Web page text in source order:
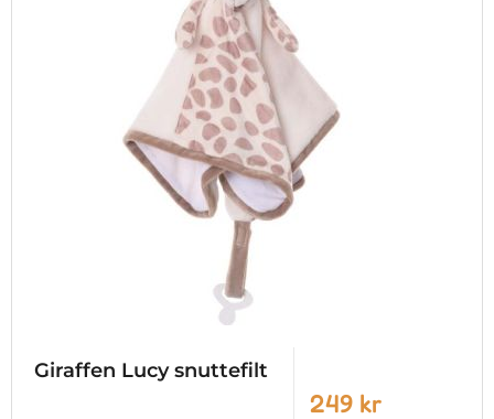
Giraffen Lucy snuttefilt
249 kr